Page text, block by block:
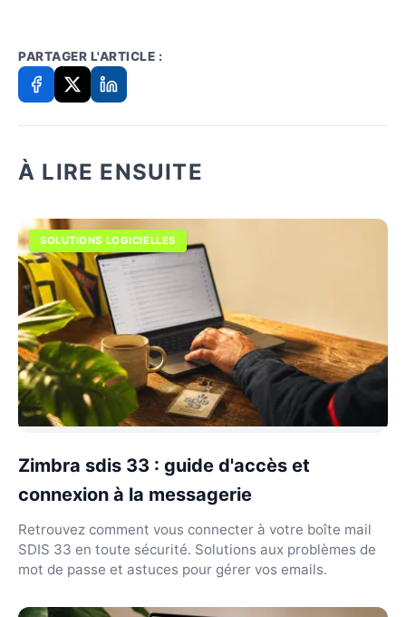
PARTAGER L'ARTICLE :
À LIRE ENSUITE
SOLUTIONS LOGICIELLES
Zimbra sdis 33 : guide d'accès et
connexion à la messagerie
Retrouvez comment vous connecter à votre boîte mail
SDIS 33 en toute sécurité. Solutions aux problèmes de
mot de passe et astuces pour gérer vos emails.